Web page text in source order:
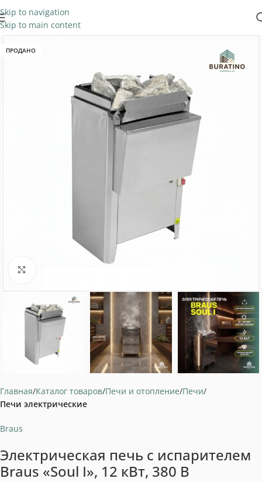
Skip to navigation
Skip to main content
ПРОДАНО
Главная Каталог товаров Печи и отопление Печи
Печи электрические
Braus
Электрическая печь с испарителем
Braus «Soul I», 12 кВт, 380 В